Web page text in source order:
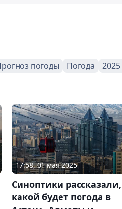
погоды Погода 2025
17:58, 01 мая 2025
Синоптики рассказали,
какой будет погода в